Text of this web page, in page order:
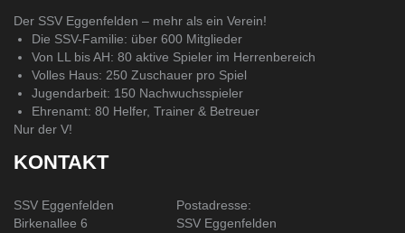
Der SSV Eggenfelden – mehr als ein Verein!
Die SSV-Familie: über 600 Mitglieder
Von LL bis AH: 80 aktive Spieler im Herrenbereich
Volles Haus: 250 Zuschauer pro Spiel
Jugendarbeit: 150 Nachwuchsspieler
Ehrenamt: 80 Helfer, Trainer & Betreuer
Nur der V!
KONTAKT
SSV Eggenfelden
Birkenallee 6
Postadresse:
SSV Eggenfelden